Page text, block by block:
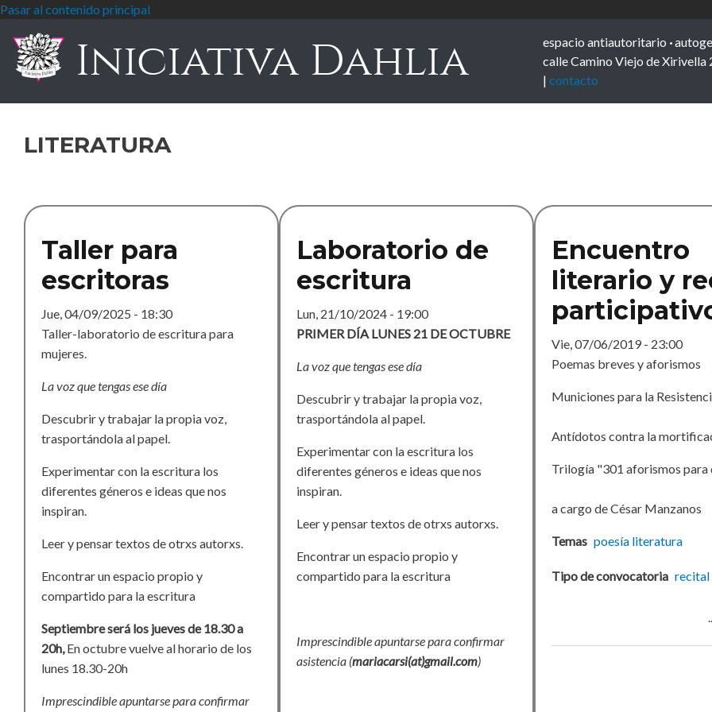
Pasar al contenido principal
Iniciativa Dahlia espacio antiautoritario ·
calle Camino Viejo de Xirivella
| contacto
literatura
Taller para
escritoras
Jue, 04/09/2025 - 18:30
Taller-laboratorio de escritura para
mujeres.
La voz que tengas ese día
Descubrir y trabajar la propia voz,
trasportándola al papel.
Experimentar con la escritura los
diferentes géneros e ideas que nos
inspiran.
Leer y pensar textos de otrxs autorxs.
Encontrar un espacio propio y
compartido para la escritura
Septiembre será los jueves de 18.30 a
20h,En octubre vuelve al horario de los
lunes 18.30-20h
Imprescindible apuntarse para confirmar
Laboratorio de
escritura
Lun, 21/10/2024 - 19:00
PRIMER DÍA LUNES 21 DE OCTUBRE
La voz que tengas ese día
Descubrir y trabajar la propia voz,
trasportándola al papel.
Experimentar con la escritura los
diferentes géneros e ideas que nos
inspiran.
Leer y pensar textos de otrxs autorxs.
Encontrar un espacio propio y
compartido para la escritura
Imprescindible apuntarse para confirmar
asistencia (mariacarsi(at)gmail.com)
Encuentro
literario y
Vie, 07/06/2019 - 23:00
Poemas breves y aforismos
Municiones para la
Antídotos contra la
Trilogía "301 aforismos
a cargo de César Manzanos
Temas poesía literatura
Tipo de convocatoria recital